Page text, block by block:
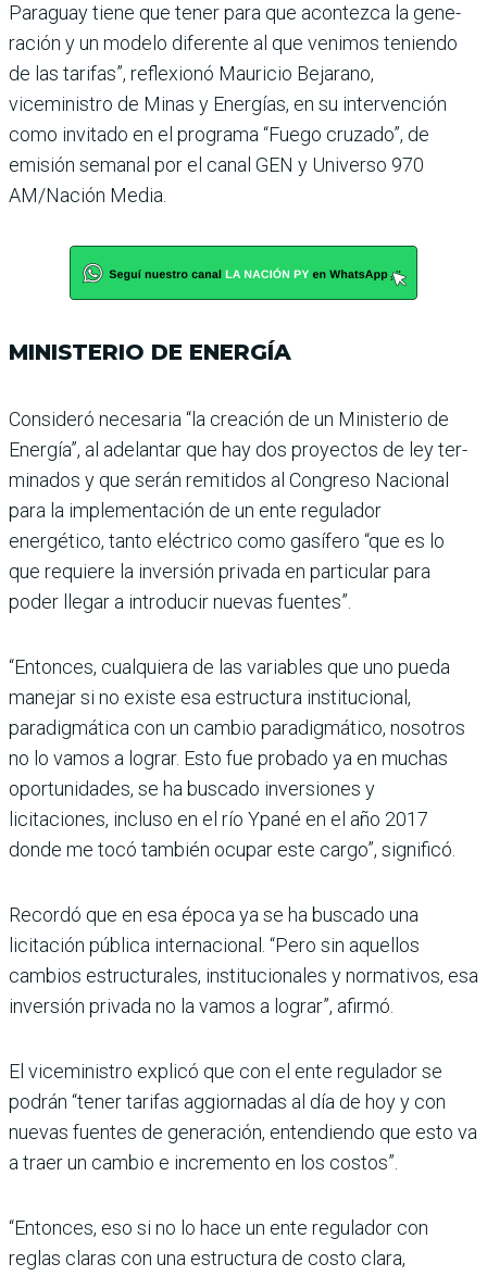
Paraguay tiene que tener para que acontezca la gene­
ración y un modelo diferente al que venimos teniendo
de las tarifas”, reflexionó Mau­ricio Bejarano,
viceministro de Minas y Energías, en su intervención
como invitado en el programa “Fuego cru­zado”, de
emisión semanal por el canal GEN y Universo 970
AM/Nación Media.
MINISTERIO DE ENERGÍA
Consideró necesaria “la crea­ción de un Ministerio de
Energía”, al adelantar que hay dos proyectos de ley ter­
minados y que serán remi­tidos al Congreso Nacional
para la implementación de un ente regulador
energético, tanto eléctrico como gasí­fero “que es lo
que requiere la inversión privada en par­ticular para
poder llegar a introducir nuevas fuentes”.
“Entonces, cualquiera de las variables que uno pueda
manejar si no existe esa estructura institucional,
paradigmática con un cambio paradigmático, nosotros
no lo vamos a lograr. Esto fue pro­bado ya en muchas
oportuni­dades, se ha buscado inver­siones y
licitaciones, incluso en el río Ypané en el año 2017
donde me tocó también ocu­par este cargo”, significó.
Recordó que en esa época ya se ha buscado una
licitación pública internacional. “Pero sin aquellos
cambios estruc­turales, institucionales y nor­mativos, esa
inversión pri­vada no la vamos a lograr”, afirmó.
El viceministro explicó que con el ente regulador se
podrán “tener tarifas aggior­nadas al día de hoy y con
nue­vas fuentes de generación, entendiendo que esto va
a traer un cambio e incremento en los costos”.
“Entonces, eso si no lo hace un ente regulador con
reglas claras con una estructura de costo clara,